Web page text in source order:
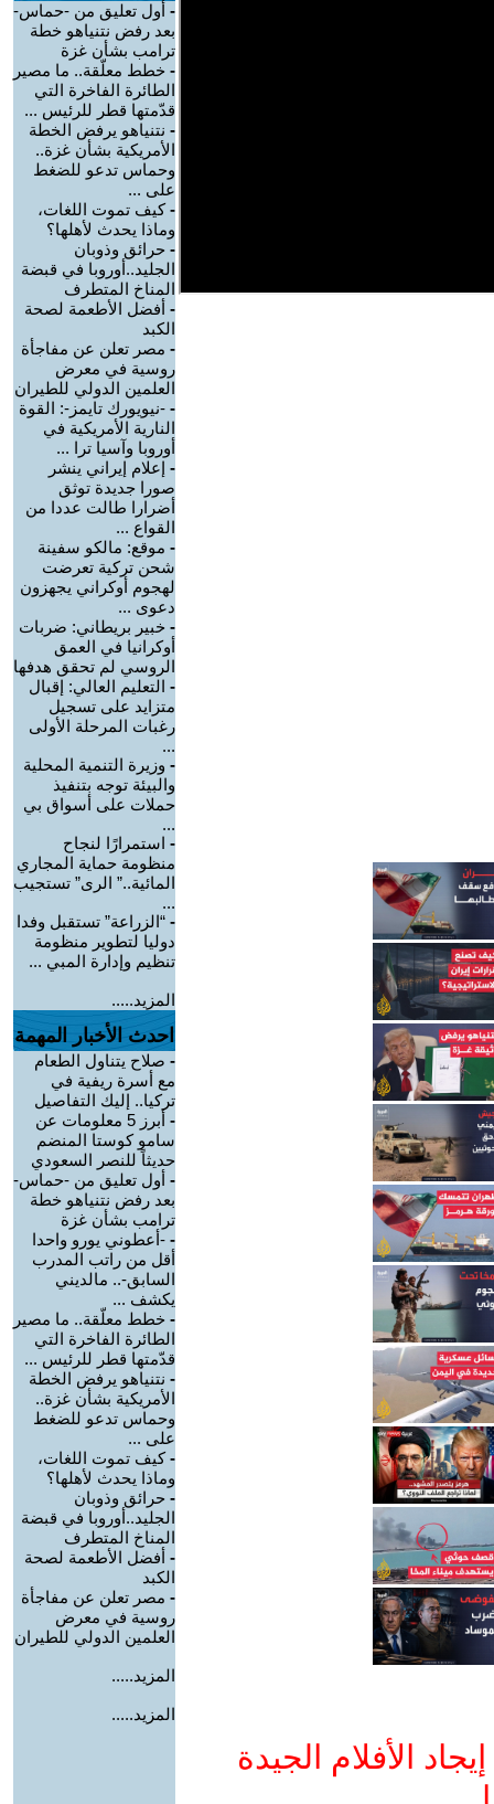
الأفلام الجيدة
- أول تعليق من -حماس-
بعد رفض نتنياهو خطة
ترامب بشأن غزة
- خطط معلّقة.. ما مصير
الطائرة الفاخرة التي
قدّمتها قطر للرئيس ...
- نتنياهو يرفض الخطة
الأمريكية بشأن غزة..
وحماس تدعو للضغط
على ...
-كيف تموت اللغات،
وماذا يحدث لأهلها؟
- حرائق وذوبان
الجليد..أوروبا في قبضة
المناخ المتطرف
- أفضل الأطعمة لصحة
الكبد
- مصر تعلن عن مفاجأة
روسية في معرض
العلمين الدولي للطيران
- -نيويورك تايمز-: القوة
النارية الأمريكية في
أوروبا وآسيا ترا ...
- إعلام إيراني ينشر
صورا جديدة توثق
أضرارا طالت عددا من
القواع ...
- موقع: مالكو سفينة
شحن تركية تعرضت
لهجوم أوكراني يجهزون
دعوى ...
- خبير بريطاني: ضربات
أوكرانيا في العمق
الروسي لم تحقق هدفها
- التعليم العالي: إقبال
متزايد على تسجيل
رغبات المرحلة الأولى
...
- وزيرة التنمية المحلية
والبيئة توجه بتنفيذ
حملات على أسواق بي
...
- استمرارًا لنجاح
منظومة حماية المجاري
المائية..” الرى” تستجيب
...
- “الزراعة” تستقبل وفدا
دوليا لتطوير منظومة
تنظيم وإدارة المبي ...
المزيد.....
احدث الأخبار المهمة
- صلاح يتناول الطعام
مع أسرة ريفية في
تركيا.. إليك التفاصيل
-
أبرز 5 معلومات عن
سامو كوستا المنضم
حديثاً للنصر السعودي
- أول تعليق من -حماس-
بعد رفض نتنياهو خطة
ترامب بشأن غزة
- -أعطوني يورو واحدا
أقل من راتب المدرب
السابق-.. مالديني
يكشف ...
- خطط معلّقة.. ما مصير
الطائرة الفاخرة التي
قدّمتها قطر للرئيس ...
- نتنياهو يرفض الخطة
الأمريكية بشأن غزة..
وحماس تدعو للضغط
على ...
-كيف تموت اللغات،
وماذا يحدث لأهلها؟
- حرائق وذوبان
الجليد..أوروبا في قبضة
المناخ المتطرف
- أفضل الأطعمة لصحة
الكبد
- مصر تعلن عن مفاجأة
روسية في معرض
العلمين الدولي للطيران
المزيد.....
المزيد.....